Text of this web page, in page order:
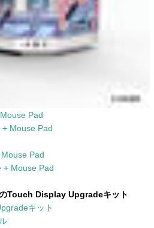
Pad
Pad
Touch Display Upgradeキット
キット